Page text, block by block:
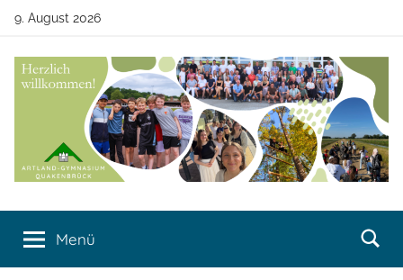
Zum
springen
9. August 2026
Artland-
Gymnasium
Quakenbrück
Menü